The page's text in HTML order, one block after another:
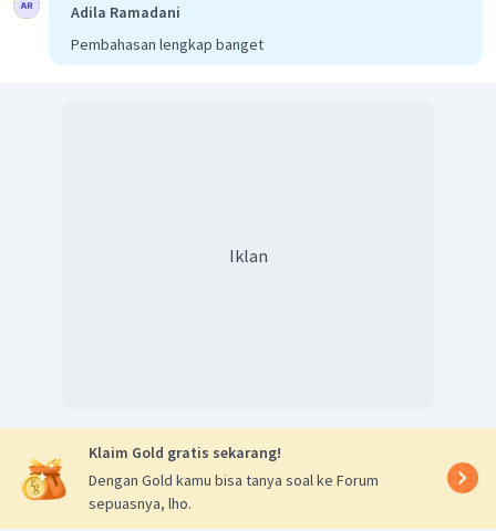
Adila Ramadani
Pembahasan lengkap banget
Iklan
Klaim Gold gratis sekarang!
Dengan Gold kamu bisa tanya soal ke Forum
sepuasnya, lho.